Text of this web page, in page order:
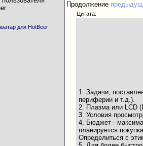
Продолжение
Цитата:
1. Задачи,
периферии и т.д.).
2. Плазма или LCD
3. Условия
4. Бюджет -
планируется
Определиться с